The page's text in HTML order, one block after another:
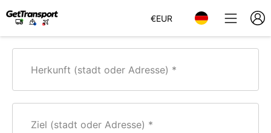
€EUR
Herkunft (stadt oder Adresse)
Ziel (stadt oder Adresse)